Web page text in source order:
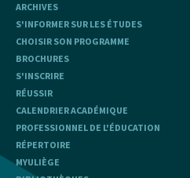
ARCHIVES
S'INFORMER SUR LES ÉTUDES
CHOISIR SON PROGRAMME
BROCHURES
S'INSCRIRE
RÉUSSIR
CALENDRIER ACADÉMIQUE
PROFESSIONNEL DE L'ÉDUCATION
RÉPERTOIRE
MYULIÈGE